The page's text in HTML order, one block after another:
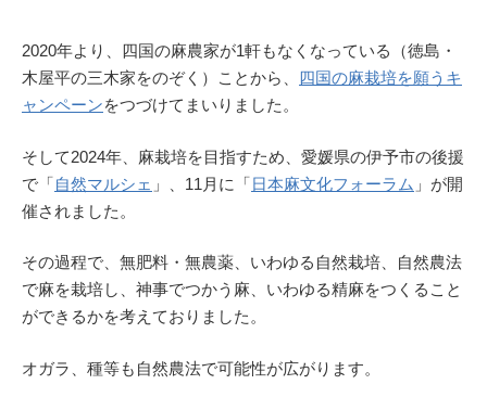
2020年より、四国の麻農家が1軒もなくなっている（徳島・
木屋平の三木家をのぞく）ことから、 四国の麻栽培を願うキ
ャンペーンをつづけてまいりました。
そして2024年、麻栽培を目指すため、愛媛県の伊予市の後援
で「自然マルシェ 」、11月に「日本麻文化フォーラム 」が開
催されました。
その過程で、無肥料・無農薬、いわゆる自然栽培、自然農法
で麻を栽培し、神事でつかう麻、いわゆる精麻をつくること
ができるかを考えておりました。
オガラ、種等も自然農法で可能性が広がります。